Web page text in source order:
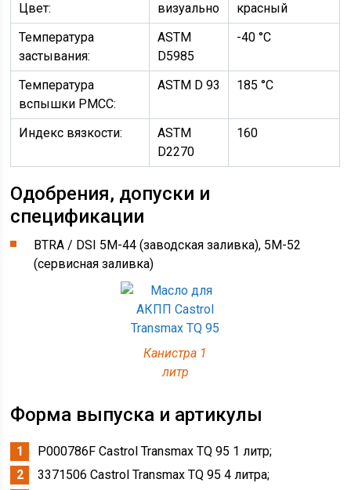
Цвет: визуально
красный
Температура
застывания:
ASTM
D5985
-40 °C
Температура
вспышки PMCC:
ASTM D 93 185 °C
Индекс вязкости:
ASTM
D2270
160
Одобрения, допуски и
спецификации
BTRA / DSI 5M-44 (заводская заливка), 5M-52
(сервисная заливка)
Канистра 1
литр
Форма выпуска и артикулы
P000786F Castrol Transmax TQ 95 1 литр;
3371506 Castrol Transmax TQ 95 4 литра;